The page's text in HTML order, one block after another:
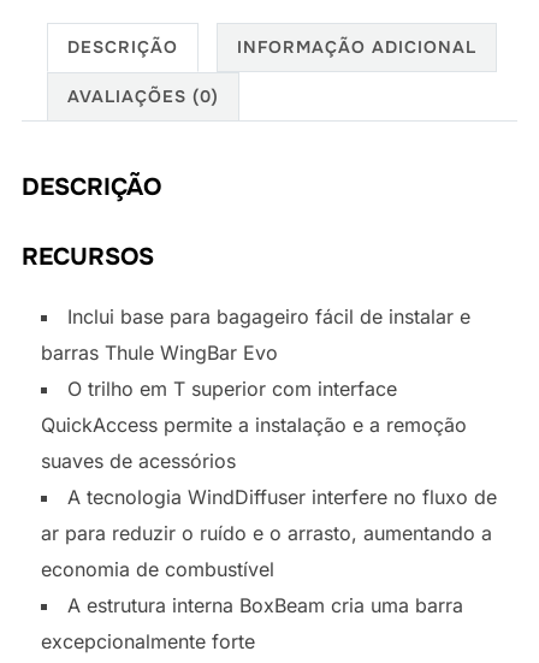
Thule
DESCRIÇÃO INFORMAÇÃO ADICIONAL
AVALIAÇÕES (0)
DESCRIÇÃO
RECURSOS
Inclui base para bagageiro fácil de instalar e
barras Thule WingBar Evo
O trilho em T superior com interface
QuickAccess permite a instalação e a remoção
suaves de acessórios
A tecnologia WindDiffuser interfere no fluxo de
ar para reduzir o ruído e o arrasto, aumentando a
economia de combustível
A estrutura interna BoxBeam cria uma barra
excepcionalmente forte